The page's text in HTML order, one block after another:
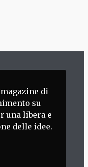
di
su
una libera e
delle idee.